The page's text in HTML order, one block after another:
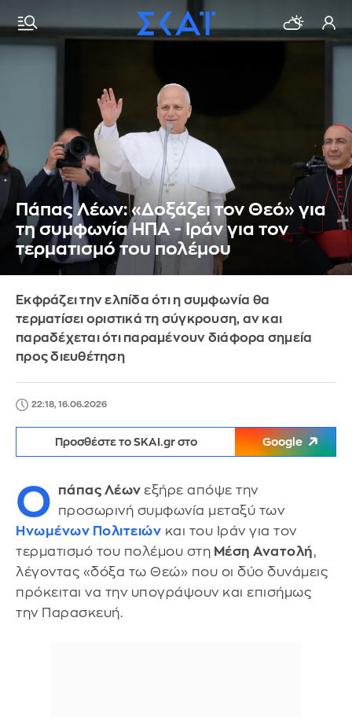
Πάπας Λέων: «Δοξάζει τον Θεό» για
τη συμφωνία ΗΠΑ - Ιράν για τον
τερματισμό του πολέμου
Εκφράζει την ελπίδα ότι η συμφωνία θα
τερματίσει οριστικά τη σύγκρουση, αν και
παραδέχεται ότι παραμένουν διάφορα σημεία
προς διευθέτηση
22:18, 16.06.2026
Προσθέστε το SKAI.gr στο Google
Ο πάπας Λέων εξήρε απόψε την
προσωρινή συμφωνία μεταξύ των
Ηνωμένων Πολιτειών και του Ιράν για τον
τερματισμό του πολέμου στη Μέση Ανατολή,
λέγοντας «δόξα τω Θεώ» που οι δύο δυνάμεις
πρόκειται να την υπογράψουν και επισήμως
την Παρασκευή.